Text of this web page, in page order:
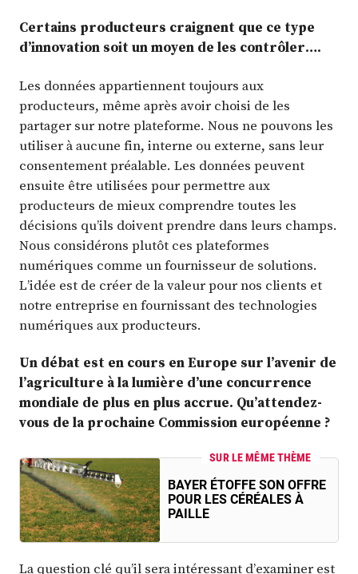
Certains producteurs craignent que ce type
d’innovation soit un moyen de les contrôler….
Les données appartiennent toujours aux
producteurs, même après avoir choisi de les
partager sur notre plateforme. Nous ne pouvons les
utiliser à aucune fin, interne ou externe, sans leur
consentement préalable. Les données peuvent
ensuite être utilisées pour permettre aux
producteurs de mieux comprendre toutes les
décisions qu’ils doivent prendre dans leurs champs.
Nous considérons plutôt ces plateformes
numériques comme un fournisseur de solutions.
L’idée est de créer de la valeur pour nos clients et
notre entreprise en fournissant des technologies
numériques aux producteurs.
Un débat est en cours en Europe sur l’avenir de
l’agriculture à la lumière d’une concurrence
mondiale de plus en plus accrue. Qu’attendez-
vous de la prochaine Commission européenne ?
SUR LE MÊME THÈME
BAYER ÉTOFFE SON OFFRE
POUR LES CÉRÉALES À
PAILLE
La question clé qu’il sera intéressant d’examiner est